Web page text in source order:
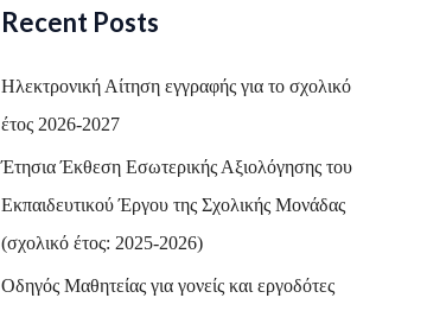
c
h
Recent Posts
Ηλεκτρονική Αίτηση εγγραφής για το σχολικό
έτος 2026-2027
Έτησια Έκθεση Εσωτερικής Αξιολόγησης του
Εκπαιδευτικού Έργου της Σχολικής Μονάδας
(σχολικό έτος: 2025-2026)
Οδηγός Μαθητείας για γονείς και εργοδότες